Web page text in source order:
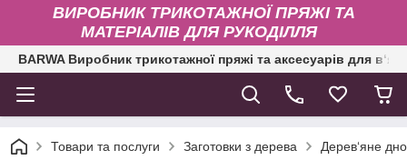
ВИРОБНИК ТРИКОТАЖНОЇ ПРЯЖІ ТА
МАТЕРІАЛІВ ДЛЯ РУКОДІЛЛЯ
BARWA Виробник трикотажної пряжі та аксесуарів для
Товари та послуги Заготовки з дерева Дерев‘яне